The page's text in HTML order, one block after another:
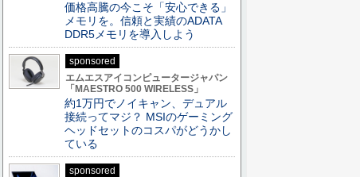
価格高騰の今こそ「安心できる」
メモリを。信頼と実績のADATA
DDR5メモリを導入しよう
sponsored
エムエスアイコンピュータージャパン
「MAESTRO 500 WIRELESS」
約1万円でノイキャン、デュアル
接続ってマジ？ MSIのゲーミング
ヘッドセットのコスパがどうかし
ている
sponsored